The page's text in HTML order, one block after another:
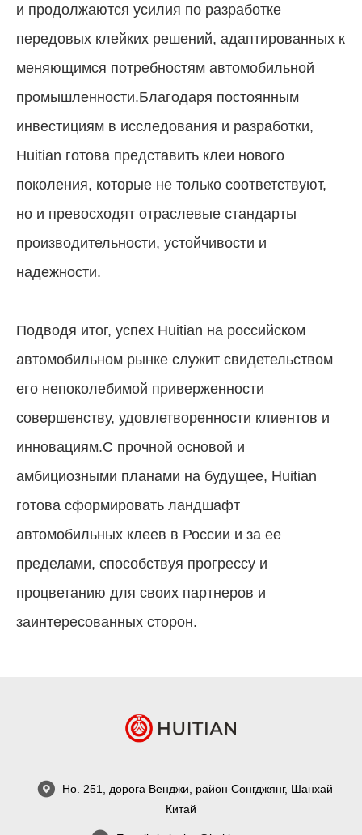
и продолжаются усилия по разработке
передовых клейких решений, адаптированных к
меняющимся потребностям автомобильной
промышленности.Благодаря постоянным
инвестициям в исследования и разработки,
Huitian готова представить клеи нового
поколения, которые не только соответствуют,
но и превосходят отраслевые стандарты
производительности, устойчивости и
надежности.
Подводя итог, успех Huitian на российском
автомобильном рынке служит свидетельством
его непоколебимой приверженности
совершенству, удовлетворенности клиентов и
инновациям.С прочной основой и
амбициозными планами на будущее, Huitian
готова сформировать ландшафт
автомобильных клеев в России и за ее
пределами, способствуя прогрессу и
процветанию для своих партнеров и
заинтересованных сторон.
Но. 251, дорога Венджи, район Сонгджянг, Шанхай
Китай